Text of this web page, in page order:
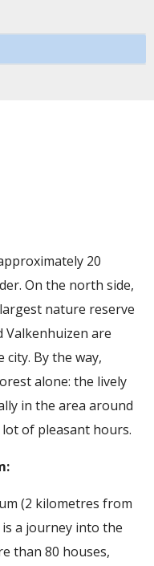
20
On the north side,
nature reserve
Valkenhuizen are
By the way,
alone: the lively
in the area around
of pleasant hours.
(2 kilometres from
a journey into the
than 80 houses,